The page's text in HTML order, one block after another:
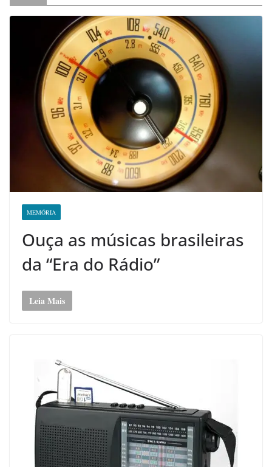
MEMÓRIA
Ouça as músicas brasileiras
da “Era do Rádio”
Leia Mais